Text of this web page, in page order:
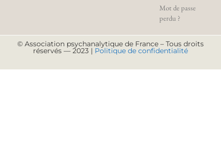
Mot de passe
perdu ?
© Association psychanalytique de France – Tous droits
réservés — 2023 | Politique de confidentialité